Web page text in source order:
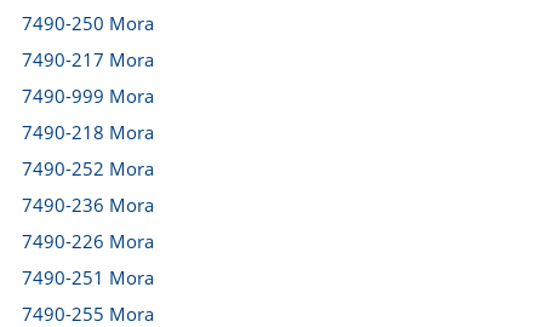
7490-250 Mora
7490-217 Mora
7490-999 Mora
7490-218 Mora
7490-252 Mora
7490-236 Mora
7490-226 Mora
7490-251 Mora
7490-255 Mora